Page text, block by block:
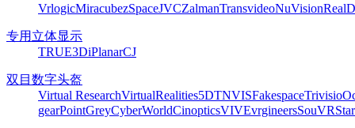
VrlogicMiracubezSpaceJVCZalmanTransvideoNuVisionRealD
专用立体显示
TRUE3DiPlanarCJ
双目数字头盔
Virtual ResearchVirtualRealities5DTNVISFakespaceTrivisio
gearPointGreyCyberWorldCinopticsVIVEvrgineersSouVR